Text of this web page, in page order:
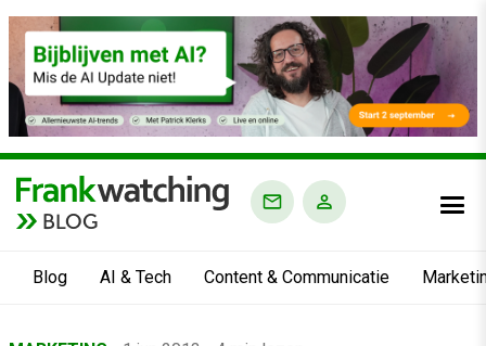
BLOG
Blog AI & Tech Content & Communicatie